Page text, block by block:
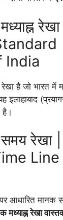
India
है जो भारत
इलाहाबाद
है।
समय रेखा
Line
आधारित मानक
रेखा